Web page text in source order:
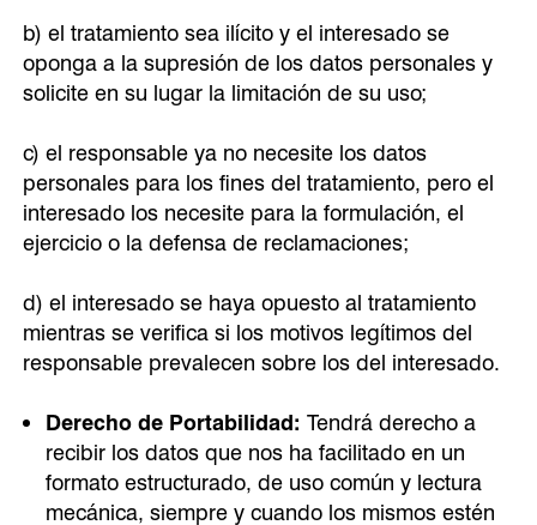
b) el tratamiento sea ilícito y el interesado se
oponga a la supresión de los datos personales y
solicite en su lugar la limitación de su uso;
c) el responsable ya no necesite los datos
personales para los fines del tratamiento, pero el
interesado los necesite para la formulación, el
ejercicio o la defensa de reclamaciones;
d) el interesado se haya opuesto al tratamiento
mientras se verifica si los motivos legítimos del
responsable prevalecen sobre los del interesado.
Derecho de Portabilidad:Tendrá derecho a
recibir los datos que nos ha facilitado en un
formato estructurado, de uso común y lectura
mecánica, siempre y cuando los mismos estén